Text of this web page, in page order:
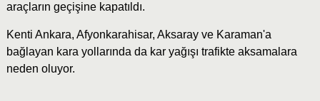
araçların geçişine kapatıldı.
Kenti Ankara, Afyonkarahisar, Aksaray ve Karaman'a
bağlayan kara yollarında da kar yağışı trafikte aksamalara
neden oluyor.